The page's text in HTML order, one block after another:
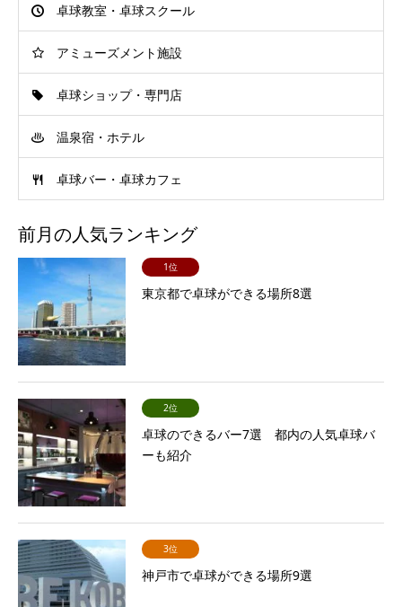
卓球教室・卓球スクール
アミューズメント施設
卓球ショップ・専門店
温泉宿・ホテル
卓球バー・卓球カフェ
前月の人気ランキング
1位
東京都で卓球ができる場所8選
2位
卓球のできるバー7選 都内の人気卓球バ
ーも紹介
3位
神戸市で卓球ができる場所9選